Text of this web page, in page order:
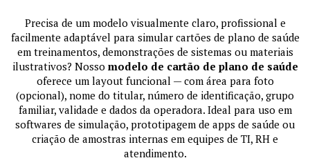
Precisa de um modelo visualmente claro, profissional e
facilmente adaptável para simular cartões de plano de saúde
em treinamentos, demonstrações de sistemas ou materiais
ilustrativos? Nosso modelo de cartão de plano de saúde
oferece um layout funcional — com área para foto
(opcional), nome do titular, número de identificação, grupo
familiar, validade e dados da operadora. Ideal para uso em
softwares de simulação, prototipagem de apps de saúde ou
criação de amostras internas em equipes de TI, RH e
atendimento.